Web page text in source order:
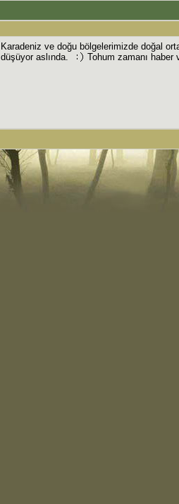
Karadeniz ve doğu bölgelerimizde doğal
düşüyor aslında.
Tohum zamanı